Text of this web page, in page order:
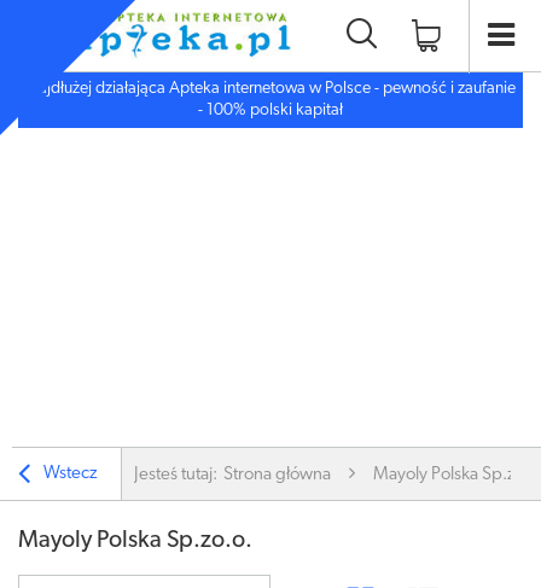
Najdłużej działająca Apteka internetowa w Polsce - pewność i zaufanie
- 100% polski kapitał
Wstecz Jesteś tutaj: Strona główna Mayoly Polska
Mayoly Polska Sp.zo.o.